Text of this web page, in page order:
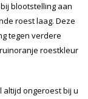
blootstelling aan
roest laag. Deze
tegen verdere
roestkleur
ongeroest bij u